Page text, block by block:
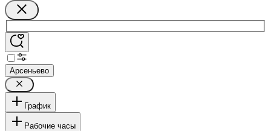
Арсеньево
График
Рабочие часы